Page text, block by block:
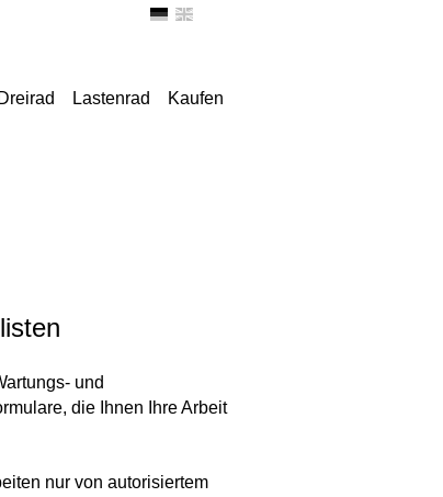
Dreirad Lastenrad Kaufen
und
die Ihnen Ihre Arbeit
nur von autorisiertem